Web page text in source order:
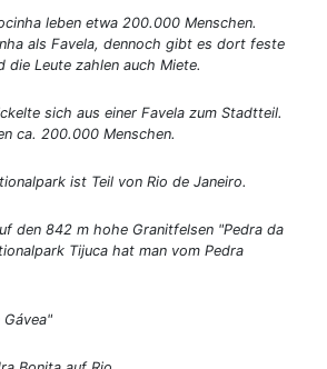
leben etwa 200.000 Menschen.
als Favela, dennoch gibt es dort feste
die Leute zahlen auch Miete.
sich aus einer Favela zum Stadtteil.
ca. 200.000 Menschen.
ist Teil von Rio de Janeiro.
den 842 m hohe Granitfelsen "Pedra da
Tijuca hat man vom Pedra
Gávea"